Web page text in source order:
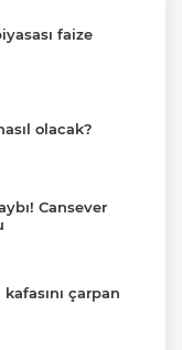
faize
olacak?
Cansever
çarpan